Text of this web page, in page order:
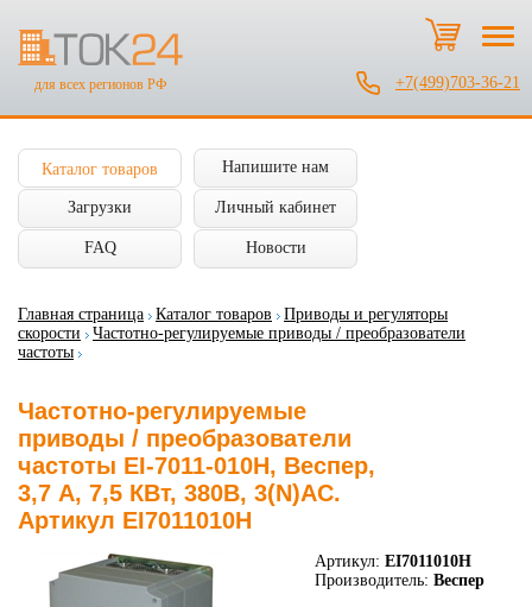
для всех регионов РФ +7(499)703-36-21
Каталог товаров Напишите нам
Загрузки Личный кабинет
FAQ Новости
Главная страница Каталог товаров
Приводы и регуляторы
скорости
Частотно-регулируемые приводы / преобразователи
частоты
Частотно-регулируемые
приводы / преобразователи
частоты EI-7011-010H, Веспер,
3,7 А, 7,5 КВт, 380В, 3(N)AC.
Артикул EI7011010H
Артикул: EI7011010H
Производитель: Веспер